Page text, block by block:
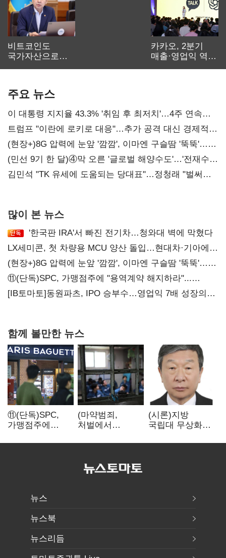
비트코인도
국가자산으로…'
카카오, 2분기
매출·영업익 역대
주요 뉴스
이 대통령 지지율 43.3% '취임 후 최저치'…4주 연속
'하락'
트럼프 "이란에 로키로 대응"…추가 공격 대신 경제적
압박 시사
(현장+)8G 압력에 눈앞 '깜깜', 이마엔 구슬땀 '뚝뚝'…
화려한 에어쇼 뒤 땀방울
(민선 9기 한 달)④막 오른 '글로벌 해양수도'…'전재수
리더십' 시험대
김민석 "TK 유세에 도움되는 당대표"…정청래 "벌써
많이 본 뉴스
'한국판 IRA'서 빠진 전기차…청와대 벽에 막혔다
LX세미콘, 첫 차량용 MCU 양산 돌입…현대차·기아에
공급
(현장+)8G 압력에 눈앞 '깜깜', 이마엔 구슬땀 '뚝뚝'…
화려한 에어쇼 뒤 땀방울
⑪(단독)SPC, 가맹점주에 "용역계약 해지하라"...
내팽개친 '사회적합의'
[IB토마토]동원파츠, IPO 승부수…영업익 7배 성장의
함께 볼만한 뉴스
⑪(단독)SPC,
가맹점주에
해지하라"...
(마약범죄,
처벌에서
법무부,
→13곳
확대…'교정청'
(시론)지방
국립대 무상화와
뉴스
뉴스북
뉴스리듬